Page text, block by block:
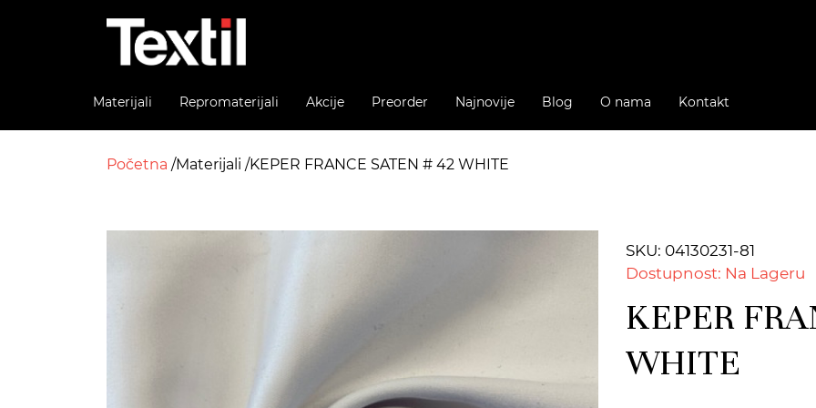
Materijali Repromaterijali Akcije Preorder Najnovije Blog O nama Kontakt
Početna Materijali KEPER FRANCE SATEN # 42 WHITE
SKU: 04130231-81
Dostupnost: Na Lageru
KEPER
WHITE